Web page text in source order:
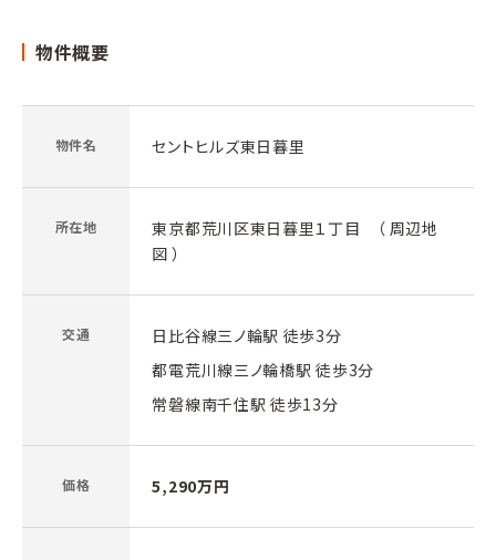
物件概要
物件名 セントヒルズ東日暮里
所在地 東京都荒川区東日暮里１丁目 （ 周辺地
図 ）
交通
日比谷線三ノ輪駅 徒歩3分
都電荒川線三ノ輪橋駅 徒歩3分
常磐線南千住駅 徒歩13分
価格 5,290万円